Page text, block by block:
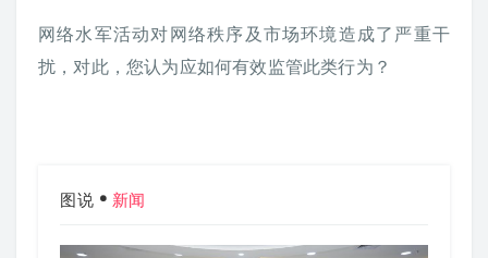
网络水军活动对网络秩序及市场环境造成了严重干
扰，对此，您认为应如何有效监管此类行为？
图说 新闻